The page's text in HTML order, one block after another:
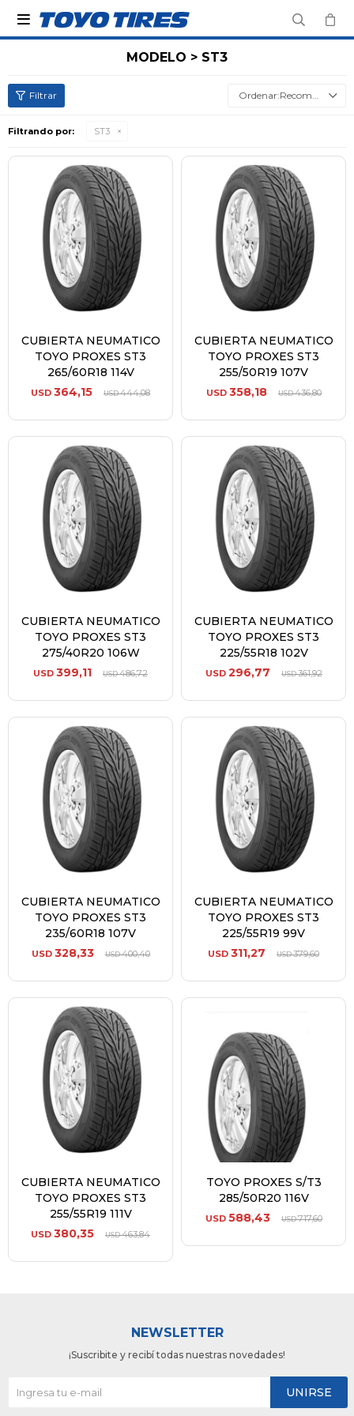

MODELO > ST3
Recomendados
Filtrando por: ST3
CUBIERTA NEUMATICO
TOYO PROXES ST3
265/60R18 114V
USD 364,15 USD444,08
CUBIERTA NEUMATICO
TOYO PROXES ST3
255/50R19 107V
USD 358,18 USD436,80
CUBIERTA NEUMATICO
TOYO PROXES ST3
275/40R20 106W
USD 399,11 USD486,72
CUBIERTA NEUMATICO
TOYO PROXES ST3
225/55R18 102V
USD 296,77 USD361,92
CUBIERTA NEUMATICO
TOYO PROXES ST3
235/60R18 107V
USD 328,33 USD400,40
CUBIERTA NEUMATICO
TOYO PROXES ST3
225/55R19 99V
USD 311,27 USD379,60
CUBIERTA NEUMATICO
TOYO PROXES ST3
255/55R19 111V
USD 380,35 USD463,84
TOYO PROXES S/T3
285/50R20 116V
USD 588,43 USD717,60
NEWSLETTER
¡Suscribite y recibí todas nuestras novedades!
UNIRSE